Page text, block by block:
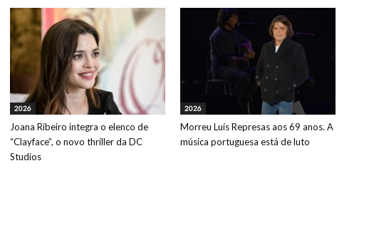
2026
Joana Ribeiro integra o elenco de
“Clayface”, o novo thriller da DC
Studios
2026
Morreu Luís Represas aos 69 anos. A
música portuguesa está de luto